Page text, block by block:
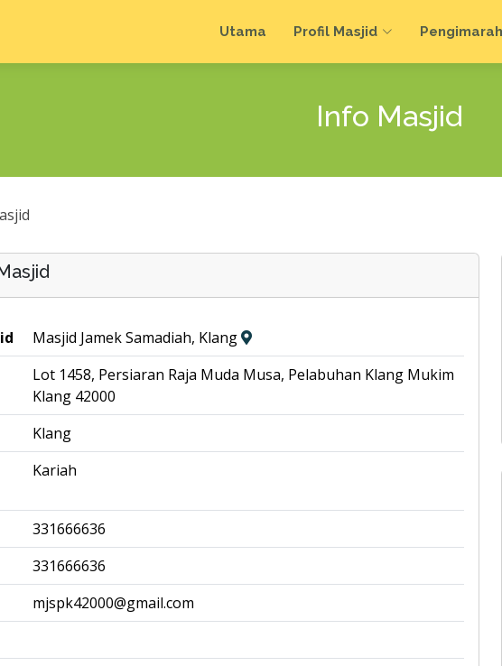
Utama Profil Masjid
Info Masjid
Masjid Jamek Samadiah, Klang
Lot 1458, Persiaran Raja Muda Musa, Pelabuhan Klang Mukim
Klang 42000
Klang
Kariah
331666636
331666636
mjspk42000@gmail.com